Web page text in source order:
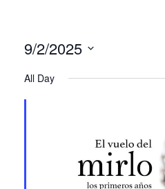
9/2/2025
date.
All Day